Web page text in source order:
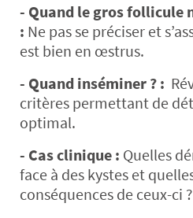
- Quand le gros follicule
: Ne pas se préciser et
est bien en œstrus.
- Quand inséminer ? :
critères permettant de
optimal.
- Casclinique : Quelles
face à des kystes et
conséquences de ceux-ci ?